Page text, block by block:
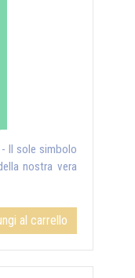
Il sole simbolo
nostra vera
al carrello